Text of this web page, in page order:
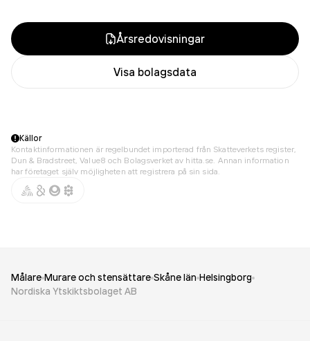
Årsredovisningar
Visa bolagsdata
Källor
Kontaktinformationen är regelbundet importerad från Skatteverkets register,
Dun & Bradstreet, Value8 och Bolagsverket av hitta.se. Annan information
har företaget själv möjligheten att registrera på sin sida.
Målare Murare och stensättare Skåne län Helsingborg
Nordiska Ytskiktsbolaget AB